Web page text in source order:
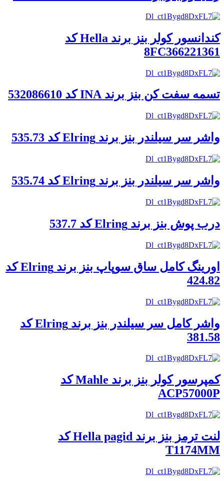
کندانسور کولر بنز برند Hella کد
8FC366221361
تسمه سفت کن بنز برند INA کد 532086610
واشر سر سیلندر بنز برند Elring کد 535.73
واشر سر سیلندر بنز برند Elring کد 535.74
درب پوش بنز برند Elring کد 537.7
اورینگ کامل ساق سوپاپ بنز برند Elring کد
424.82
واشر کامل سر سیلندر بنز برند Elring کد
381.58
کمپرسور کولر بنز برند Mahle کد
ACP57000P
لنت ترمز بنز برند Hella pagid کد
T1174MM